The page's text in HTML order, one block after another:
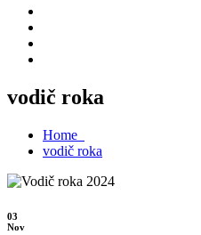
vodič roka
Home
vodič roka
03
Nov